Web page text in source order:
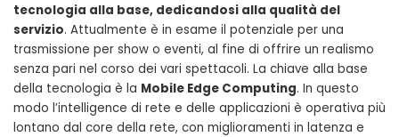
tecnologia alla base, dedicandosi alla qualità del
servizio. Attualmente è in esame il potenziale per una
trasmissione per show o eventi, al fine di offrire un realismo
senza pari nel corso dei vari spettacoli. La chiave alla base
della tecnologia è la Mobile Edge Computing. In questo
modo l’intelligence di rete e delle applicazioni è operativa più
lontano dal core della rete, con miglioramenti in latenza e